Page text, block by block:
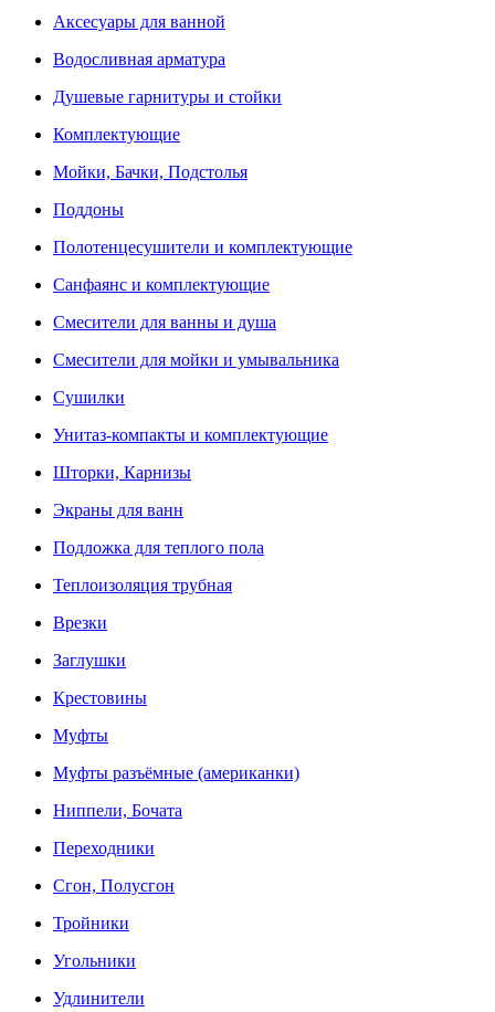
Аксесуары для ванной
Водосливная арматура
Душевые гарнитуры и стойки
Комплектующие
Мойки, Бачки, Подстолья
Поддоны
Полотенцесушители и комплектующие
Санфаянс и комплектующие
Смесители для ванны и душа
Смесители для мойки и умывальника
Сушилки
Унитаз-компакты и комплектующие
Шторки, Карнизы
Экраны для ванн
Подложка для теплого пола
Теплоизоляция трубная
Врезки
Заглушки
Крестовины
Муфты
Муфты разъёмные (американки)
Ниппели, Бочата
Переходники
Сгон, Полусгон
Тройники
Угольники
Удлинители